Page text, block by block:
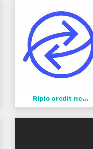
Ripio credit ne...